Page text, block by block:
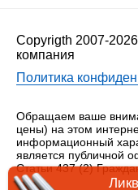
Copyrigth 2007-
компания
Политика
Обращаем ваше
цены) на этом
информационный
является публичной
Статьи 437 (2)